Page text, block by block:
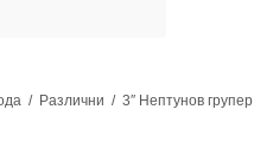
Различни 3″ Нептунов групер